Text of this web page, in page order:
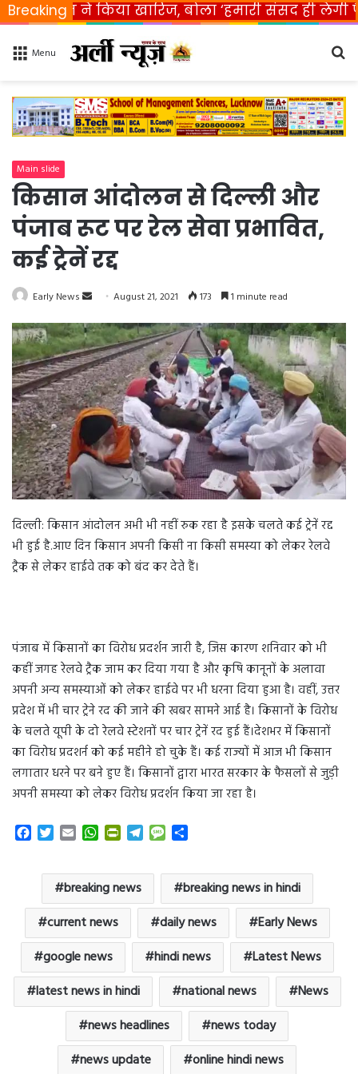
Breaking
ने किया खारिज, बोला ‘हमारी संसद ही लेगी फैसला’
Menu
Main slide
किसान आंदोलन से दिल्ली और
पंजाब रूट पर रेल सेवा प्रभावित,
कई ट्रेनें रद्द
Early News
n
d
a
n
e
a
i
August 21, 2021 173 1 minute read
दिल्ली: किसान आंदोलन अभी भी नहीं रुक रहा है इसके चलते कई ट्रेनें रद्द
भी हुई है.आए दिन किसान अपनी किसी ना किसी समस्या को लेकर रेलवे
ट्रैक से लेकर हाईवे तक को बंद कर देते हैं।
पंजाब में किसानों का विरोध प्रदर्शन जारी है, जिस कारण शनिवार को भी
कहीं जगह रेलवे ट्रैक जाम कर दिया गया है और कृषि कानूनों के अलावा
अपनी अन्य समस्याओं को लेकर हाईवे पर भी धरना दिया हुआ है। वहीं, उत्तर
प्रदेश में भी चार ट्रेने रद की जाने की खबर सामने आई है। किसानों के विरोध
के चलते यूपी के दो रेलवे स्टेशनों पर चार ट्रेनें रद हुई हैं।देशभर में किसानों
का विरोध प्रदशर्न को कई महीने हो चुके हैं। कई राज्यों में आज भी किसान
लगातार धरने पर बने हुए हैं। किसानों द्वारा भारत सरकार के फैसलों से जुड़ी
अपनी समस्या को लेकर विरोध प्रदर्शन किया जा रहा है।
o
k
T
t
t
e
r
i
l
W
t
s
A
p
p
P
n
t
F
i
n
d
l
y
T
e
r
m
M
s
g
e
r
e
breaking news
breaking news in hindi
current news
daily news
Early News
google news
hindi news
Latest News
latest news in hindi
national news
News
news headlines
news today
news update
online hindi news